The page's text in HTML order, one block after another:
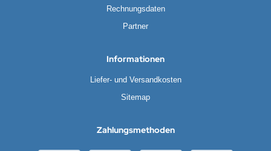
Rechnungsdaten
Partner
Informationen
Liefer- und Versandkosten
Sitemap
Zahlungsmethoden